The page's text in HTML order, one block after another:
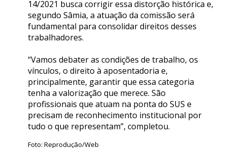
14/2021 busca corrigir essa distorção histórica e,
segundo Sâmia, a atuação da comissão será
fundamental para consolidar direitos desses
trabalhadores.
“Vamos debater as condições de trabalho, os
vínculos, o direito à aposentadoria e,
principalmente, garantir que essa categoria
tenha a valorização que merece. São
profissionais que atuam na ponta do SUS e
precisam de reconhecimento institucional por
tudo o que representam”, completou.
Foto: Reprodução/Web